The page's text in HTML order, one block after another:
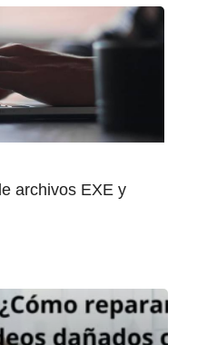
archivos EXE y